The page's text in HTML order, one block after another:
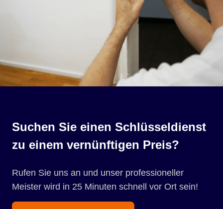
Suchen Sie einen Schlüsseldienst
zu einem vernünftigen Preis?
Rufen Sie uns an und unser professioneller
Meister wird in 25 Minuten schnell vor Ort sein!